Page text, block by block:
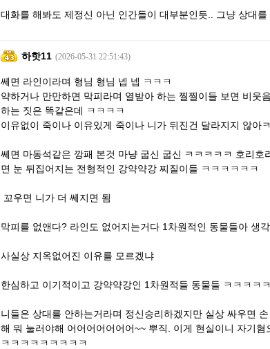
대화를 해봐도 제정신 아닌 인간들이 대부분인듯.. 그냥 상대를
하핫11 (2026-05-31 22:51:43)
쎄면 라인이라며 형님 형님 넵 넵 ㅋㅋㅋ
약하거나 만만하면 막피라며 열받아 하는 찔찔이들 보면 비웃
하는 짓은 똑같은데 ㅋㅋㅋㅋ
이유없이 죽이나 이유있게 죽이나 니가 뒤진건 달라지지 않아
쎄면 마동석같은 깡패 본것 마냥 굽신 굽신 ㅋㅋㅋㅋㅋ 호리호
면 눈 뒤집어지는 전형적인 강약약강 찌질이들 ㅋㅋㅋㅋㅋㅋ
꼬우면 니가 더 쎄지면 됨
막피를 없앤다? 라인도 없어지는거다 1차원적인 동물들아 생
사실상 지옥없어진 이유를 모르겠냐
한심하고 이기적이고 강약약강인 1차원적들 동물들 ㅋㅋㅋㅋㅋ
니들은 상대를 안하는거라며 정신승리하겠지만 실상 싸우면
해 뭐 눌러야해 어어어어어어어~~ 뿌직. 이게 현실이니 자기혐
ㅋㅋㅋㅋㅋㅋㅋㅋㅋ